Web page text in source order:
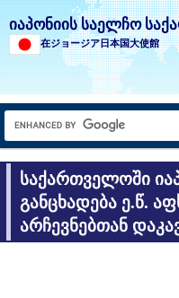
იაპონიის საელჩო
在ジョージア日本国大使館
საქართველოში
განცხადება ე.წ.
არჩევნებთან